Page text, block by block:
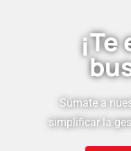
Súmate a
simplificar la